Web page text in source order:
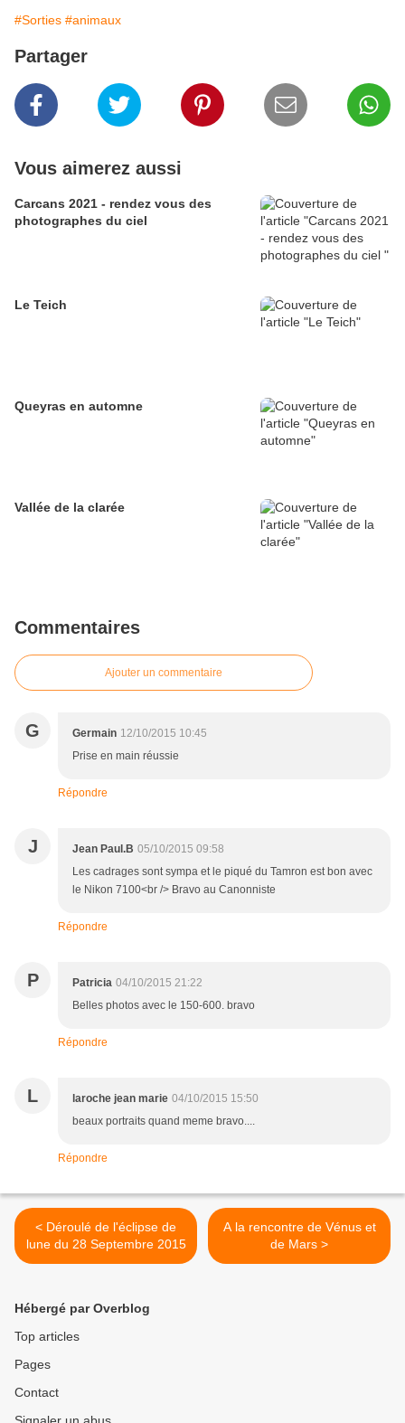
#Sorties #animaux
Partager
Vous aimerez aussi
Carcans 2021 - rendez vous des
photographes du ciel
Le Teich
Queyras en automne
Vallée de la clarée
Commentaires
Ajouter un commentaire
G Germain 12/10/2015 10:45
Prise en main réussie
Répondre
J Jean Paul.B 05/10/2015 09:58
Les cadrages sont sympa et le piqué du Tamron est bon avec
le Nikon 7100<br /> Bravo au Canonniste
Répondre
P Patricia 04/10/2015 21:22
Belles photos avec le 150-600. bravo
Répondre
L laroche jean marie 04/10/2015 15:50
beaux portraits quand meme bravo....
Répondre
< Déroulé de l'éclipse de
lune du 28 Septembre 2015
A la rencontre de Vénus et
de Mars >
Hébergé par Overblog
Top articles
Pages
Contact